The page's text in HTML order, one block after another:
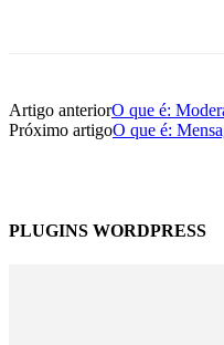
Artigo anteriorO que é:
Próximo artigoO que é:
PLUGINS WORDPRESS